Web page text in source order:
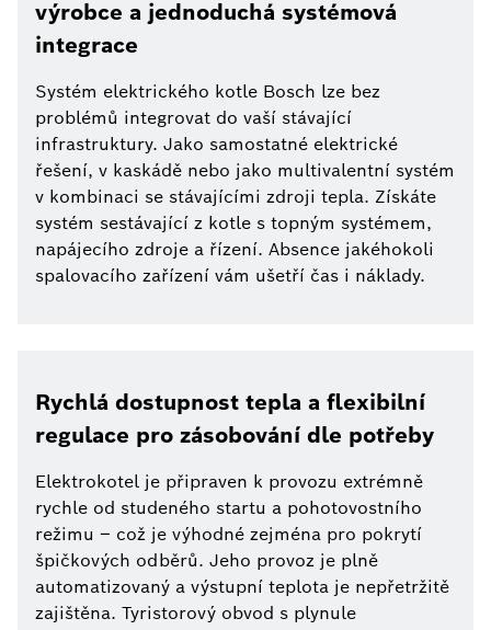
výrobce a jednoduchá systémová
integrace
Systém elektrického kotle Bosch lze bez
problémů integrovat do vaší stávající
infrastruktury. Jako samostatné elektrické
řešení, v kaskádě nebo jako multivalentní systém
v kombinaci se stávajícími zdroji tepla. Získáte
systém sestávající z kotle s topným systémem,
napájecího zdroje a řízení. Absence jakéhokoli
spalovacího zařízení vám ušetří čas i náklady.
Rychlá dostupnost tepla a flexibilní
regulace pro zásobování dle potřeby
Elektrokotel je připraven k provozu extrémně
rychle od studeného startu a pohotovostního
režimu – což je výhodné zejména pro pokrytí
špičkových odběrů. Jeho provoz je plně
automatizovaný a výstupní teplota je nepřetržitě
zajištěna. Tyristorový obvod s plynule